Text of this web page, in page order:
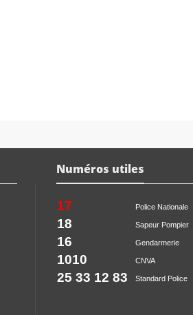
Numéros utiles
17 Police Nationale
18 Sapeur Pompier
16 Gendarmerie
1010 CNVA
25 33 12 83 Standard Police